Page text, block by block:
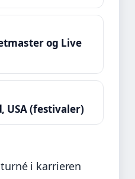
og Live
USA (festivaler)
i karrieren